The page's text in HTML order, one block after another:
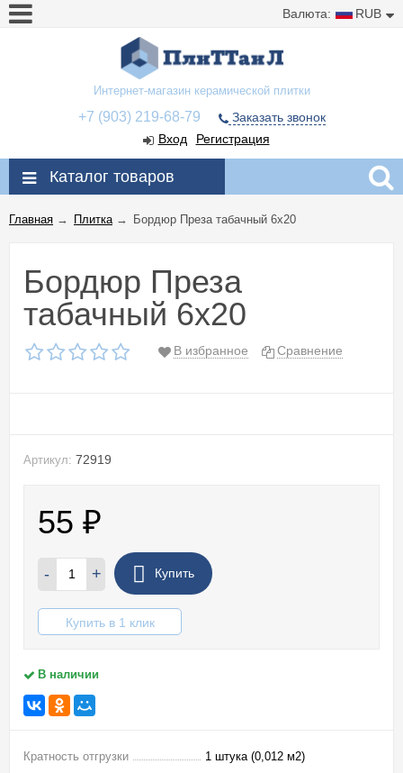
Валюта: RUB
Интернет-магазин керамической плитки
+7 (903) 219-68-79
Заказать звонок
Вход
Регистрация
Каталог товаров
Главная → Плитка→ Бордюр Преза табачный 6x20
Бордюр Преза
табачный 6x20
В избранное Сравнение
Артикул: 72919
55 ₽
- + Купить
Купить в 1 клик
В наличии
Кратность отгрузки
1 штука (0,012 м2)